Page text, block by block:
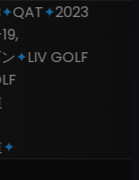
QAT✦2023
✦LIV GOLF